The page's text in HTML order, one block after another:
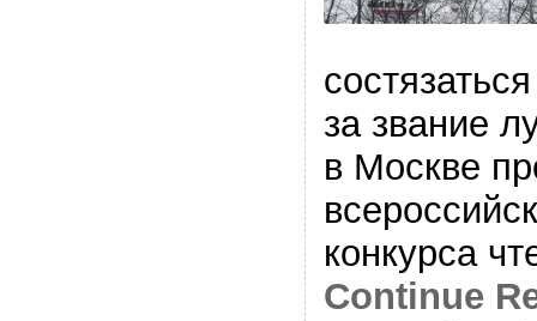
за звание
в Москве
конкурса
Continue